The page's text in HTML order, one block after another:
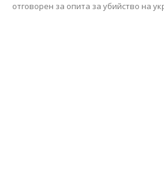
отговорен за опита за убийство на